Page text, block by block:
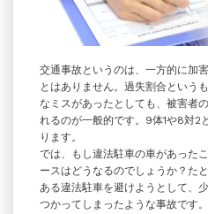
交通事故というのは、一方的に加
とはありません。過失割合という
なミスがあったとしても、被害者
れるのが一般的です。9体1や8対2
ります。
では、もし違法駐車の車があった
ースはどうなるのでしょうか？た
ある違法駐車を避けようとして、
つかってしまったような事故です